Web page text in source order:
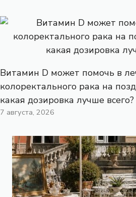
Витамин D может помочь в
колоректального рака на
какая дозировка лучше всего?
7 августа, 2026